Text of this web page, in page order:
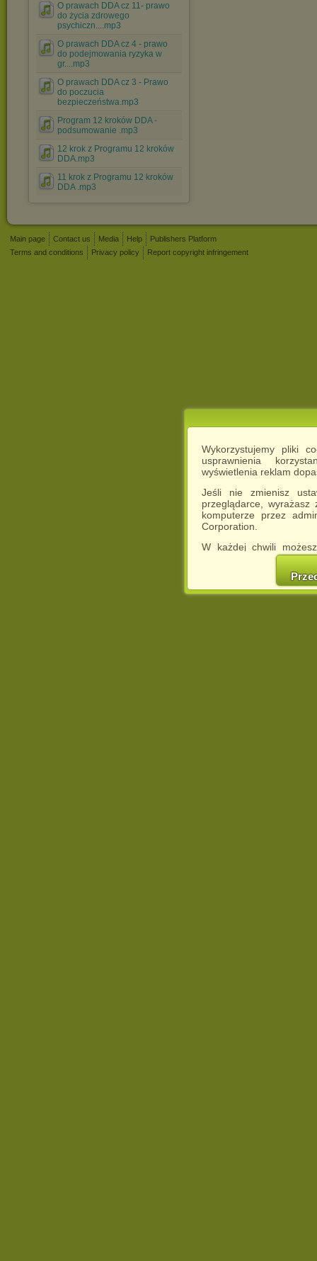
Wykorzystujemy pliki
usprawnienia
wyświetlenia reklam
Jeśli nie zmienisz
przeglądarce,
komputerze przez
Corporation.
W każdej chwili
cookies w swojej
w naszej
http://chomikuj.pl/
O prawach DDA cz 11- prawo
do życia zdrowego
psychiczn....mp3
O prawach DDA cz 4 - prawo
do podejmowania ryzyka w
gr....mp3
O prawach DDA cz 3 - Prawo
do poczucia
bezpieczeństwa.mp3
Program 12 kroków DDA -
podsumowanie .mp3
12 krok z Programu 12 kroków
DDA.mp3
11 krok z Programu 12 kroków
DDA .mp3
Main page Contact us Media Help
Publishers Platform
Terms and conditions
Privacy policy Report copyright infringement